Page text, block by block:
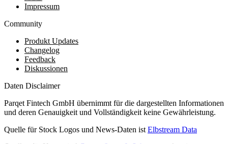
Impressum
Community
Produkt Updates
Changelog
Feedback
Diskussionen
Daten Disclaimer
Parqet Fintech GmbH übernimmt für die dargestellten Informationen
und deren Genauigkeit und Vollständigkeit keine Gewährleistung.
Quelle für Stock Logos und News-Daten ist Elbstream Data